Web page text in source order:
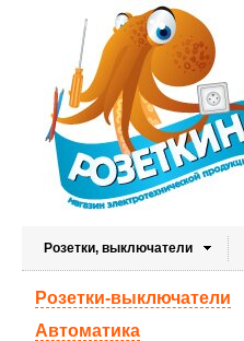
Розетки, выключатели
Розетки-выключатели
Автоматика